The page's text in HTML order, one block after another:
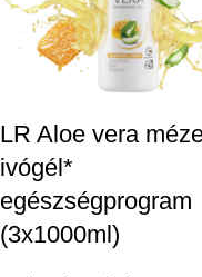
LR Aloe vera
ivógél*
egészségprogram
(3x1000ml)